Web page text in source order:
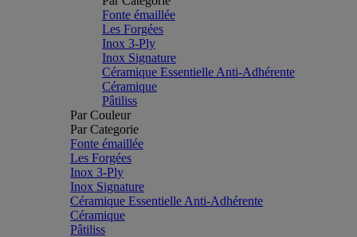
Fonte émaillée
Les Forgées
Inox 3-Ply
Inox Signature
Céramique Essentielle Anti-Adhérente
Céramique
Pâtiliss
Par Couleur
Par Categorie
Fonte émaillée
Les Forgées
Inox 3-Ply
Inox Signature
Céramique Essentielle Anti-Adhérente
Céramique
Pâtiliss